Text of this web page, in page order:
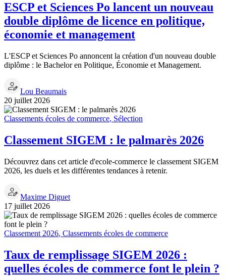
ESCP et Sciences Po lancent un nouveau
double diplôme de licence en politique,
économie et management
L'ESCP et Sciences Po annoncent la création d'un nouveau double
diplôme : le Bachelor en Politique, Économie et Management.
Lou Beaumais
20 juillet 2026
Classements écoles de commerce, Sélection
Classement SIGEM : le palmarès 2026
Découvrez dans cet article d'ecole-commerce le classement SIGEM
2026, les duels et les différentes tendances à retenir.
Maxime Diguet
17 juillet 2026
Classement 2026, Classements écoles de commerce
Taux de remplissage SIGEM 2026 :
quelles écoles de commerce font le plein ?